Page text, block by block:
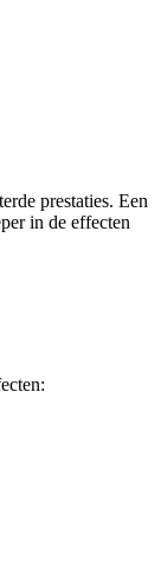
prestaties. Een
in de effecten